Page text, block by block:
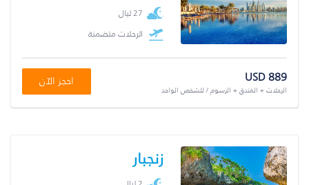
27 ليال
الرحلات متضمنة
USD 889
الرحلات + الفندق + الرسوم / للشخص الواحد
احجز الآن
زنجبار